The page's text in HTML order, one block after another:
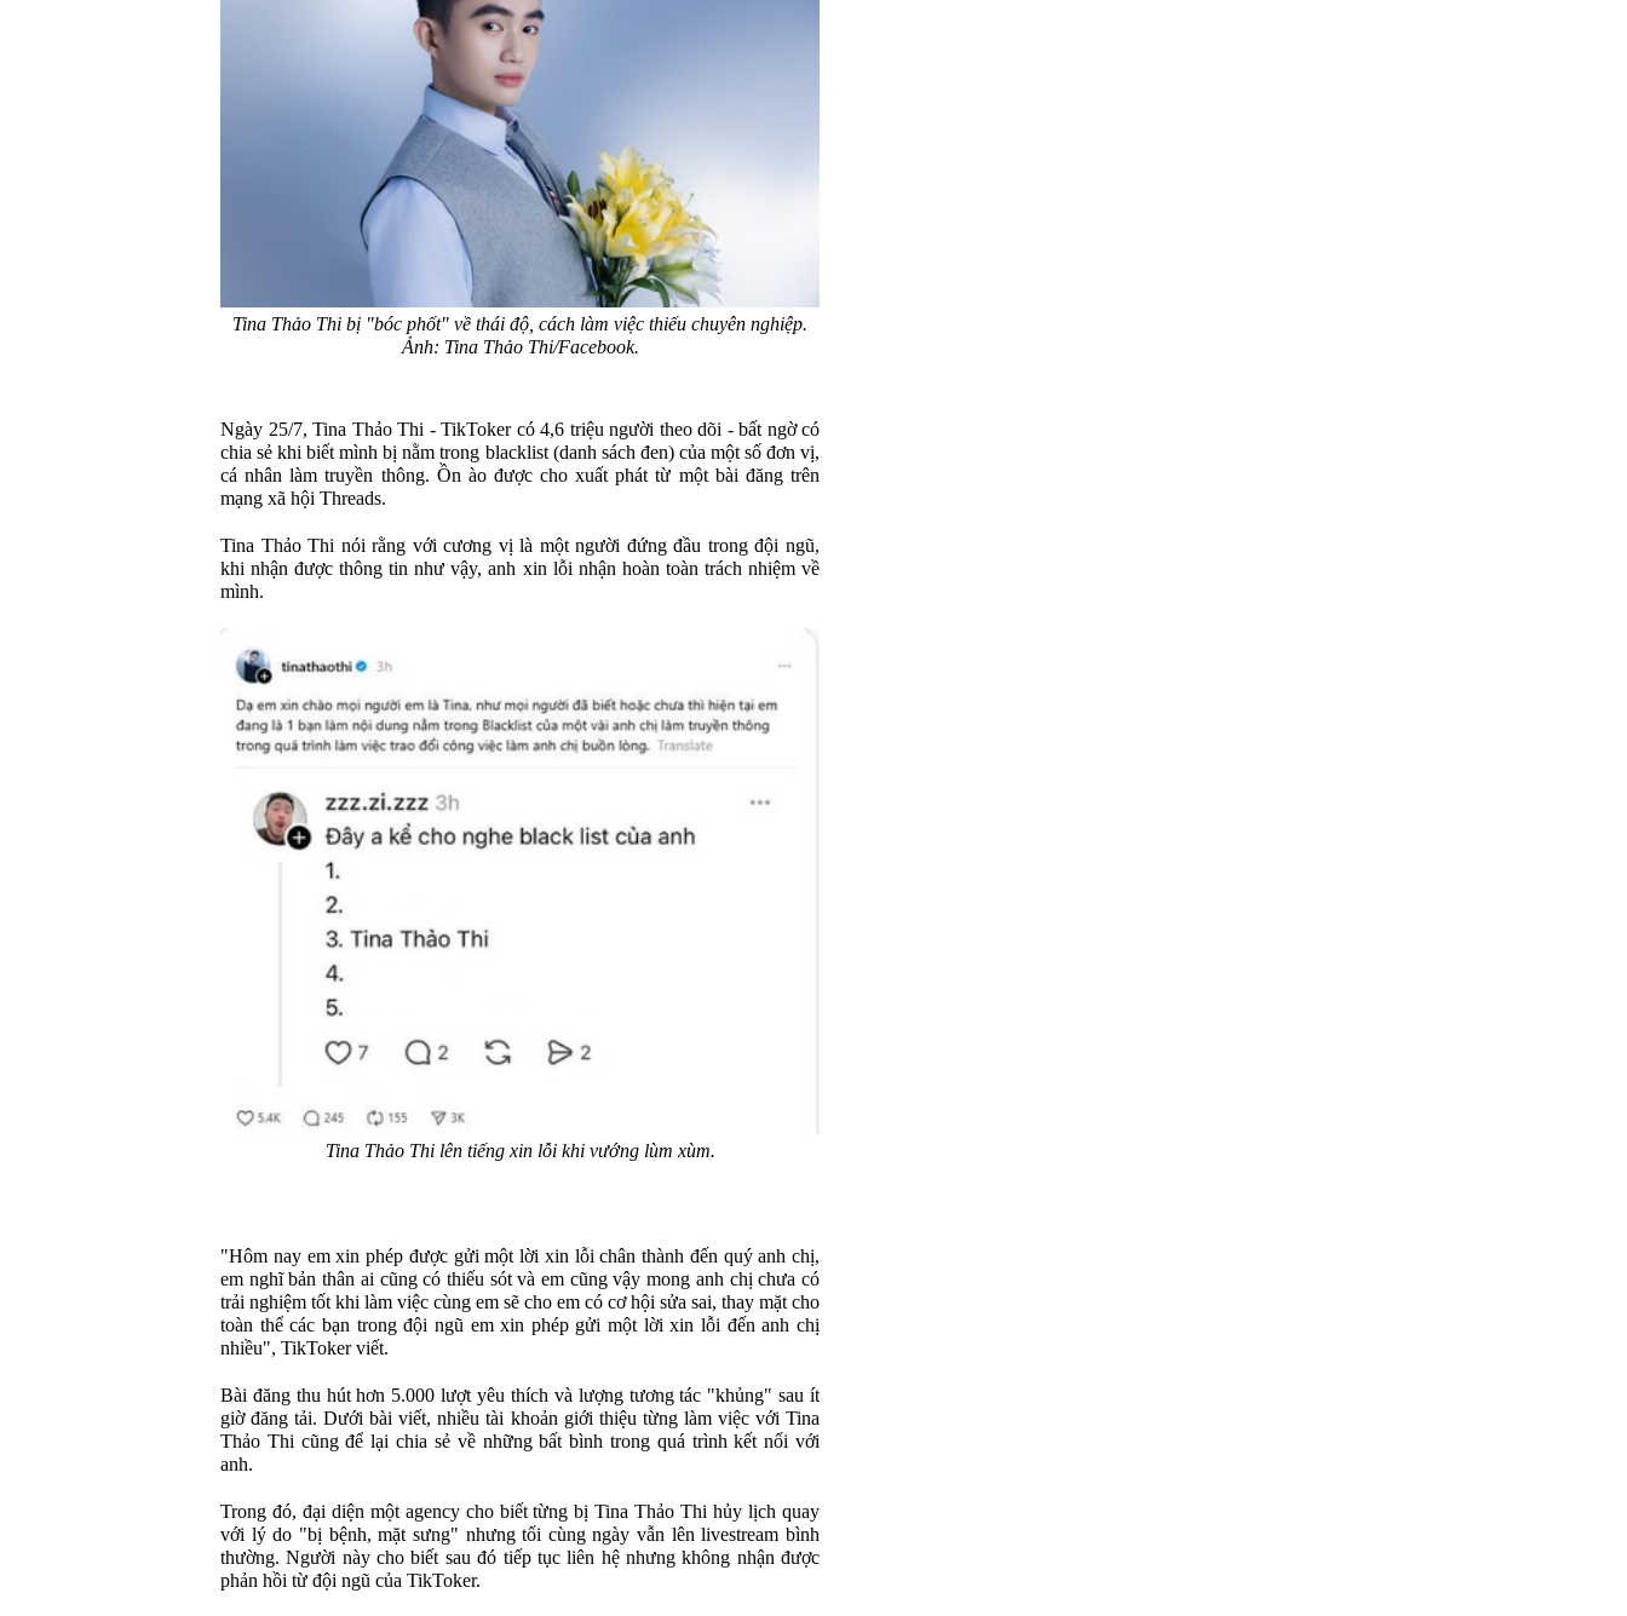
Tina Thảo Thi bị "bóc phốt" về thái độ, cách làm việc thiếu chuyên nghiệp.
Ảnh: Tina Thảo Thi/Facebook.
Ngày 25/7, Tina Thảo Thi - TikToker có 4,6 triệu người theo dõi - bất ngờ có
chia sẻ khi biết mình bị nằm trong blacklist (danh sách đen) của một số đơn vị,
cá nhân làm truyền thông. Ồn ào được cho xuất phát từ một bài đăng trên
mạng xã hội Threads.
Tina Thảo Thi nói rằng với cương vị là một người đứng đầu trong đội ngũ,
khi nhận được thông tin như vậy, anh xin lỗi nhận hoàn toàn trách nhiệm về
mình.
Tina Thảo Thi lên tiếng xin lỗi khi vướng lùm xùm.
"Hôm nay em xin phép được gửi một lời xin lỗi chân thành đến quý anh chị,
em nghĩ bản thân ai cũng có thiếu sót và em cũng vậy mong anh chị chưa có
trải nghiệm tốt khi làm việc cùng em sẽ cho em có cơ hội sửa sai, thay mặt cho
toàn thể các bạn trong đội ngũ em xin phép gửi một lời xin lỗi đến anh chị
nhiều", TikToker viết.
Bài đăng thu hút hơn 5.000 lượt yêu thích và lượng tương tác "khủng" sau ít
giờ đăng tải. Dưới bài viết, nhiều tài khoản giới thiệu từng làm việc với Tina
Thảo Thi cũng để lại chia sẻ về những bất bình trong quá trình kết nối với
anh.
Trong đó, đại diện một agency cho biết từng bị Tina Thảo Thi hủy lịch quay
với lý do "bị bệnh, mặt sưng" nhưng tối cùng ngày vẫn lên livestream bình
thường. Người này cho biết sau đó tiếp tục liên hệ nhưng không nhận được
phản hồi từ đội ngũ của TikToker.